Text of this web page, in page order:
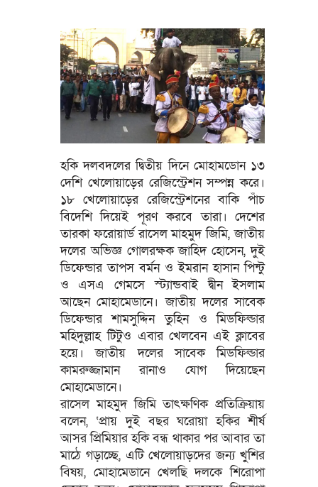
হকি দলবদলের দ্বিতীয় দিনে মোহামডোন ১৩
দেশি খেলোয়াড়ের রেজিস্ট্রেশন সম্পন্ন করে।
১৮ খেলোয়াড়ের রেজিস্ট্রেশনের বাকি পাঁচ
বিদেশি দিয়েই পূরণ করবে তারা। দেশের
তারকা ফরোয়ার্ড রাসেল মাহমুদ জিমি, জাতীয়
দলের অভিজ্ঞ গোলরক্ষক জাহিদ হোসেন, দুই
ডিফেন্ডার তাপস বর্মন ও ইমরান হাসান পিন্টু
ও এসএ গেমসে স্ট্যান্ডবাই দ্বীন ইসলাম
আছেন মোহামেডানে। জাতীয় দলের সাবেক
ডিফেন্ডার শামসুদ্দিন তুহিন ও মিডফিল্ডার
মহিদুল্লাহ টিটুও এবার খেলবেন এই ক্লাবের
হয়ে। জাতীয় দলের সাবেক মিডফিল্ডার
কামরুজ্জামান রানাও যোগ দিয়েছেন
মোহামেডানে।
রাসেল মাহমুদ জিমি তাৎক্ষণিক প্রতিক্রিয়ায়
বলেন, ‘প্রায় দুই বছর ঘরোয়া হকির শীর্ষ
আসর প্রিমিয়ার হকি বন্ধ থাকার পর আবার তা
মাঠে গড়াচ্ছে, এটি খেলোয়াড়দের জন্য খুশির
বিষয়, মোহামেডানে খেলছি দলকে শিরোপা